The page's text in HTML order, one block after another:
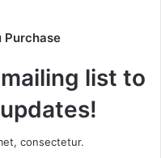
Purchase
list to
consectetur.